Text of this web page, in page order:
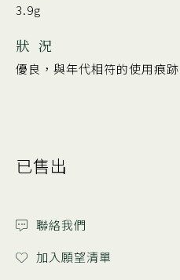
3.9g
狀 況
優良，與年代相符的使用痕跡
已售出
聯絡我們
加入願望清單